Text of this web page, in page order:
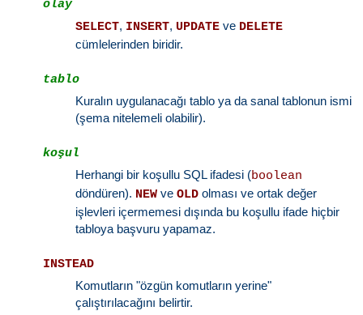
olay
SELECT, INSERT, UPDATE ve DELETE
cümlelerinden biridir.
tablo
Kuralın uygulanacağı tablo ya da sanal tablonun ismi
(şema nitelemeli olabilir).
koşul
Herhangi bir koşullu SQL ifadesi (boolean
döndüren). NEW veOLD olması ve ortak değer
işlevleri içermemesi dışında bu koşullu ifade hiçbir
tabloya başvuru yapamaz.
INSTEAD
Komutların "özgün komutların yerine"
çalıştırılacağını belirtir.